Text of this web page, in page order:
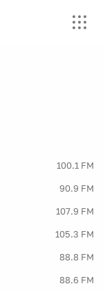
100.1 FM
90.9 FM
107.9 FM
105.3 FM
88.8 FM
88.6 FM